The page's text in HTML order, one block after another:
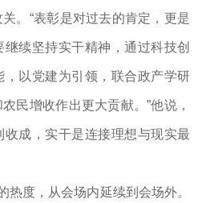
。“表彰是对过去的肯定，更是
续坚持实干精神，通过科技创
以党建为引领，联合政产学研
民增收作出更大贡献。”他说，
成，实干是连接理想与现实最
热度，从会场内延续到会场外。